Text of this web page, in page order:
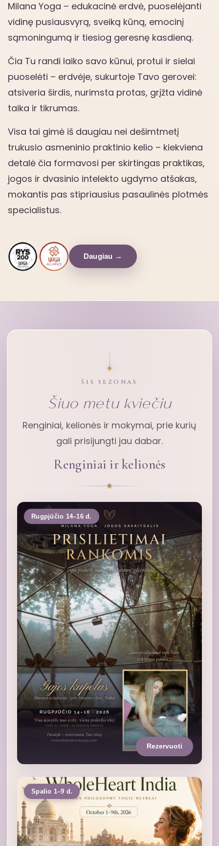
Milana Yoga – edukacinė erdvė, puoselėjanti
vidinę pusiausvyrą, sveiką kūną, emocinį
sąmoningumą ir tiesiog geresnę kasdieną.
Čia Tu randi laiko savo kūnui, protui ir sielai
puoselėti – erdvėje, sukurtoje Tavo gerovei:
atsiveria širdis, nurimsta protas, grįžta vidinė
taika ir tikrumas.
Visa tai gimė iš daugiau nei dešimtmetį
trukusio asmeninio praktinio kelio – kiekviena
detalė čia formavosi per skirtingas praktikas,
jogos ir dvasinio intelekto ugdymo atšakas,
mokantis pas stipriausius pasaulinės plotmės
specialistus.
Daugiau →
ŠIS SEZONAS
Šiuo metu kviečiu
Renginiai, kelionės ir mokymai, prie kurių
gali prisijungti jau dabar.
Renginiai ir kelionės
❀
Rugpjūčio 14–16 d.
Rezervuoti
Spalio 1–9 d.